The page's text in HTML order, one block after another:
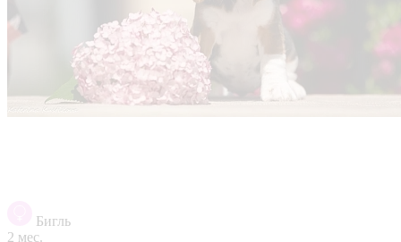
Бигль
2 мес.